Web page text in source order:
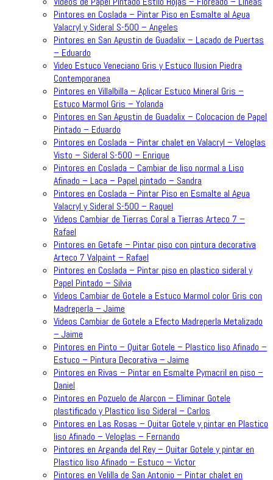
Pintores en Coslada – Pintar Piso en Esmalte al Agua
Valacryl y Sideral S-500 – Angeles
Pintores en San Agustin de Guadalix – Lacado de Puertas
– Eduardo
Video Estuco Veneciano Gris y Estuco Ilusion Piedra
Contemporanea
Pintores en Villalbilla – Aplicar Estuco Mineral Gris –
Estuco Marmol Gris – Yolanda
Pintores en San Agustin de Guadalix – Colocacion de Papel
Pintado – Eduardo
Pintores en Coslada – Pintar chalet en Valacryl – Veloglas
Visto – Sideral S-500 – Enrique
Pintores en Coslada – Cambiar de liso normal a Liso
Afinado – Laca – Papel pintado – Sandra
Pintores en Coslada – Pintar Piso en Esmalte al Agua
Valacryl y Sideral S-500 – Raquel
Videos Cambiar de Tierras Coral a Tierras Arteco 7 –
Rafael
Pintores en Getafe – Pintar piso con pintura decorativa
Arteco 7 Valpaint – Rafael
Pintores en Coslada – Pintar piso en plastico sideral y
Papel Pintado – Silvia
Videos Cambiar de Gotele a Estuco Marmol color Gris con
Madreperla – Jaime
Videos Cambiar de Gotele a Efecto Madreperla Metalizado
– Jaime
Pintores en Pinto – Quitar Gotele – Plastico liso Afinado –
Estuco – Pintura Decorativa – Jaime
Pintores en Rivas – Pintar en Esmalte Pymacril en piso –
Daniel
Pintores en Pozuelo de Alarcon – Eliminar Gotele
plastificado y Plastico liso Sideral – Carlos
Pintores en Las Rosas – Quitar Gotele y pintar en Plastico
liso Afinado – Veloglas – Fernando
Pintores en Arganda del Rey – Quitar Gotele y pintar en
Plastico liso Afinado – Estuco – Victor
Pintores en Velilla de San Antonio – Pintar chalet en